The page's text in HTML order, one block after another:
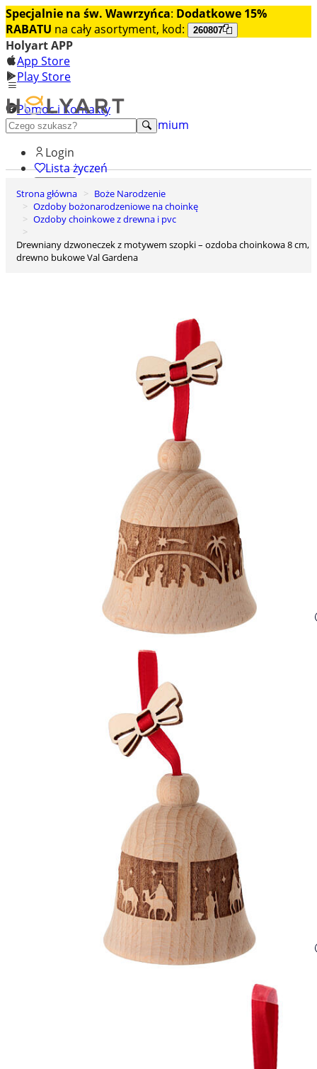
Specjalnie na św. Wawrzyńca: Dodatkowe 15%
RABATU na cały asortyment, kod: 260807
Holyart APP
App Store
Play Store
Pomoc i Kontakty
+48 222 922 860
Odkryj premium
Login
Lista życzeń
0
Koszyk
Strona główna
Boże Narodzenie
Ozdoby bożonarodzeniowe na choinkę
Ozdoby choinkowe z drewna i pvc
Drewniany dzwoneczek z motywem szopki – ozdoba choinkowa 8 cm,
drewno bukowe Val Gardena